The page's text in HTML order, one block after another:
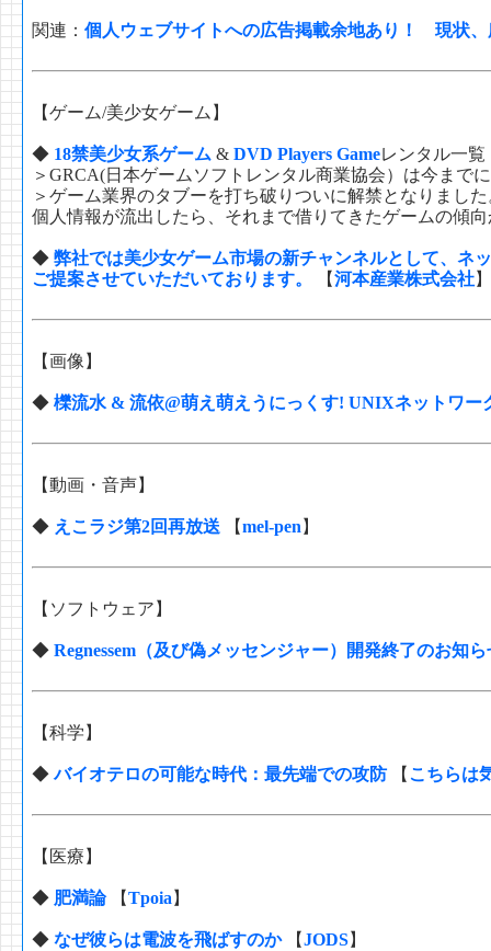
関連： 個人ウェブサイトへの広告掲載余地あり！ 現状、
【ゲーム/美少女ゲーム】
◆ 18禁美少女系ゲーム & DVD Players Gameレンタル一
＞GRCA(日本ゲームソフトレンタル商業協会）は今まで
＞ゲーム業界のタブーを打ち破りついに解禁となりました
個人情報が流出したら、それまで借りてきたゲームの傾
◆ 弊社では美少女ゲーム市場の新チャンネルとして、ネ
ご提案させていただいております。
【河本産業株式会社】
【画像】
◆ 櫟流水 & 流依@萌え萌えうにっくす! UNIXネットワー
【動画・音声】
◆ えこラジ第2回再放送 【mel-pen 】
【ソフトウェア】
◆ Regnessem（及び偽メッセンジャー）開発終了のお知ら
【科学】
◆バイオテロの可能な時代：最先端での攻防【 こちらは
【医療】
◆ 肥満論【Tpoia 】
◆ なぜ彼らは電波を飛ばすのか【JODS】